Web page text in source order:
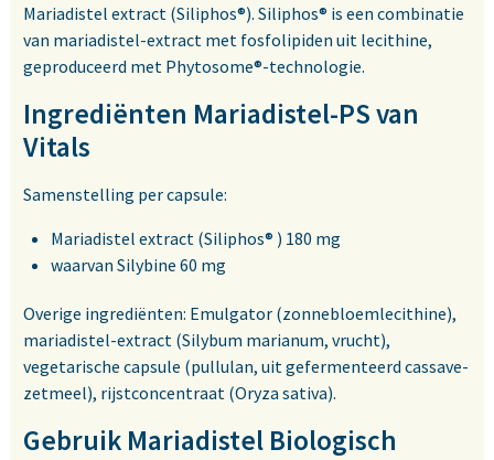
Mariadistel extract (Siliphos®). Siliphos® is een combinatie
van mariadistel-extract met fosfolipiden uit lecithine,
geproduceerd met Phytosome®-technologie.
Ingrediënten Mariadistel-PS van
Vitals
Samenstelling per capsule:
Mariadistel extract (Siliphos® ) 180 mg
waarvan Silybine 60 mg
Overige ingrediënten: Emulgator (zonnebloemlecithine),
mariadistel-extract (Silybum marianum, vrucht),
vegetarische capsule (pullulan, uit gefermenteerd cassave-
zetmeel), rijstconcentraat (Oryza sativa).
Gebruik Mariadistel Biologisch